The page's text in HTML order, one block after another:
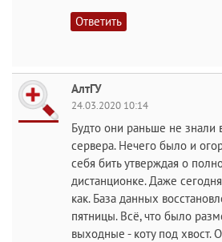
Ответить
АлтГУ
24.03.2020 10:14
Будто они раньше не знали
сервера. Нечего было и
себя бить утверждая о
дистанционке. Даже
как. База данных
пятницы. Всё, что было
выходные - коту под хвост.